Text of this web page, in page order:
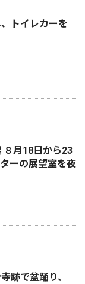
トイレカーを
８月18日から23
ーの展望室を夜
跡で盆踊り、